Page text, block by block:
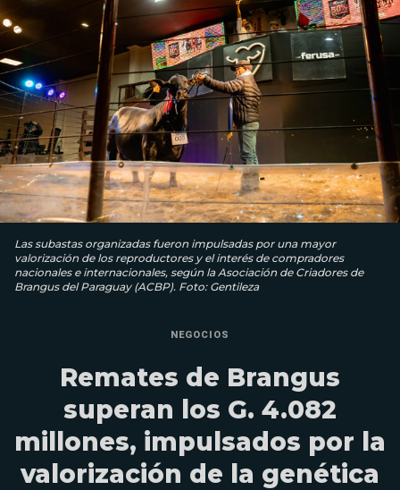
Las subastas organizadas fueron impulsadas por una mayor
valorización de los reproductores y el interés de compradores
nacionales e internacionales, según la Asociación de Criadores de
Brangus del Paraguay (ACBP). Foto: Gentileza
NEGOCIOS
Remates de Brangus
superan los G. 4.082
millones, impulsados por la
valorización de la genética